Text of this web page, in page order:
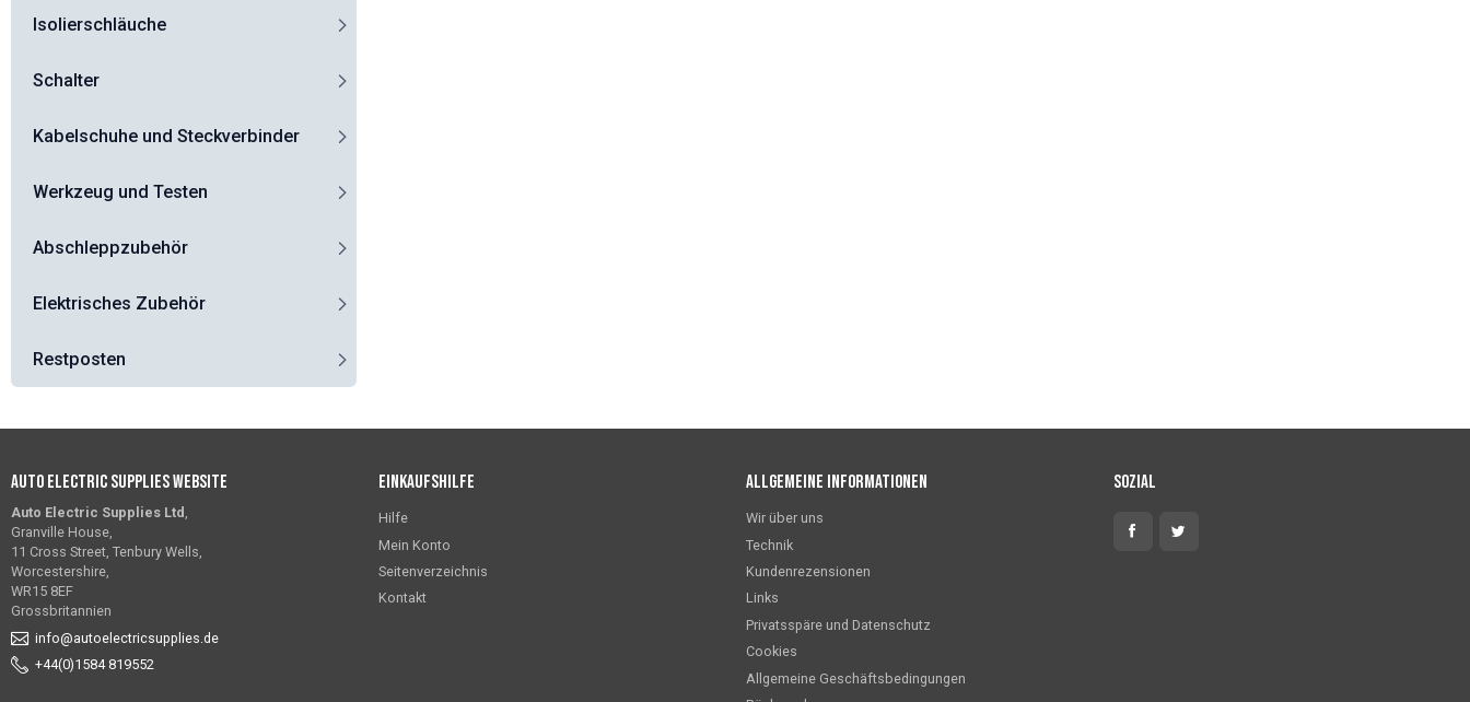
Isolierschläuche
Schalter
Kabelschuhe und Steckverbinder
Werkzeug und Testen
Abschleppzubehör
Elektrisches Zubehör
Restposten
Auto Electric Supplies Website
Auto Electric Supplies Ltd ,
Granville House,
11 Cross Street, Tenbury Wells,
Worcestershire,
WR15 8EF
Grossbritannien
info@autoelectricsupplies.de
+44(0)1584 819552
Einkaufshilfe
Hilfe
Mein Konto
Seitenverzeichnis
Kontakt
Allgemeine Informationen
Wir über uns
Technik
Kundenrezensionen
Links
Privatsspäre und Datenschutz
Cookies
Allgemeine Geschäftsbedingungen
Sozial